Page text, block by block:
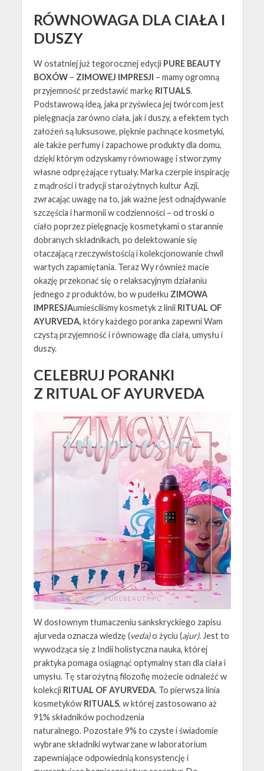
RÓWNOWAGA DLA CIAŁA I
DUSZY
W ostatniej już tegorocznej edycji PURE BEAUTY
BOXÓW– ZIMOWEJ IMPRESJI – mamy ogromną
przyjemność przedstawić markę RITUALS.
Podstawową ideą, jaka przyświeca jej twórcom jest
pielęgnacja zarówno ciała, jak i duszy, a efektem tych
założeń są luksusowe, pięknie pachnące kosmetyki,
ale także perfumy i zapachowe produkty dla domu,
dzięki którym odzyskamy równowagę i stworzymy
własne odprężające rytuały. Marka czerpie inspirację
z mądrości i tradycji starożytnych kultur Azji,
zwracając uwagę na to, jak ważne jest odnajdywanie
szczęścia i harmonii w codzienności – od troski o
ciało poprzez pielęgnację kosmetykami o starannie
dobranych składnikach, po delektowanie się
otaczającą rzeczywistością i kolekcjonowanie chwil
wartych zapamiętania. Teraz Wy również macie
okazję przekonać się o relaksacyjnym działaniu
jednego z produktów, bo w pudełku ZIMOWA
IMPRESJAumieściliśmy kosmetyk z linii RITUAL OF
AYURVEDA, który każdego poranka zapewni Wam
czystą przyjemność i równowagę dla ciała, umysłu i
duszy.
CELEBRUJ PORANKI
Z RITUAL OF AYURVEDA
W dosłownym tłumaczeniu sankskryckiego zapisu
ajurveda oznacza wiedzę (veda)o życiu (ajur).Jest to
wywodząca się z Indii holistyczna nauka, której
praktyka pomaga osiągnąć optymalny stan dla ciała i
umysłu. Tę starożytną filozofię możecie odnaleźć w
kolekcji RITUAL OF AYURVEDA. To pierwsza linia
kosmetyków RITUALS, w której zastosowano aż
91% składników pochodzenia
naturalnego. Pozostałe 9% to czyste i świadomie
wybrane składniki wytwarzane w laboratorium
zapewniające odpowiednią konsystencję i